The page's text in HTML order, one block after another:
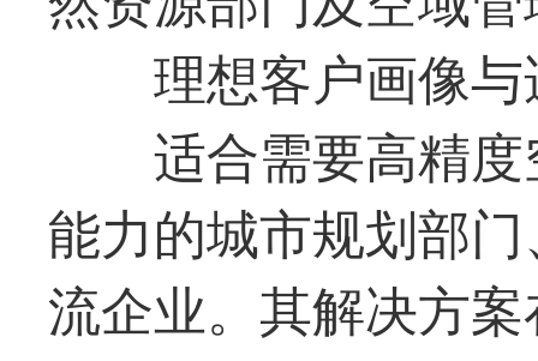
理想客户画像
适合需要高精
能力的城市规划部
流企业。其解决方